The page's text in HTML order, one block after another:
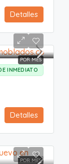
Detalles
POR MES
INMEDIATO
Detalles
POR MES